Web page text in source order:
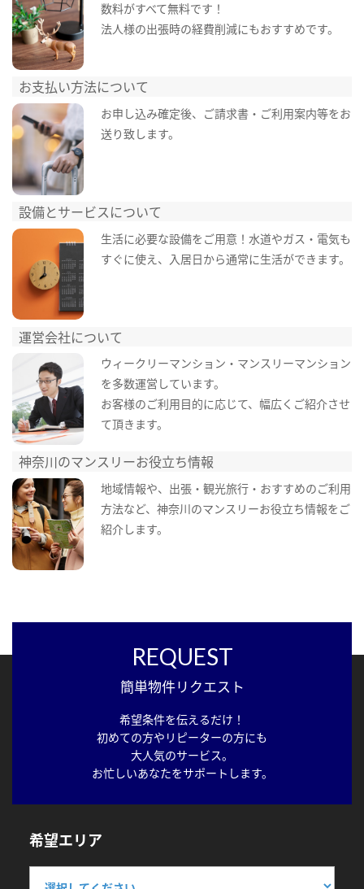
数料がすべて無料です！
法人様の出張時の経費削減にもおすすめです。
お支払い方法について
お申し込み確定後、ご請求書・ご利用案内等をお
送り致します。
設備とサービスについて
生活に必要な設備をご用意！水道やガス・電気も
すぐに使え、入居日から通常に生活ができます。
運営会社について
ウィークリーマンション・マンスリーマンション
を多数運営しています。
お客様のご利用目的に応じて、幅広くご紹介させ
て頂きます。
神奈川のマンスリーお役立ち情報
地域情報や、出張・観光旅行・おすすめのご利用
方法など、神奈川のマンスリーお役立ち情報をご
紹介します。
REQUEST
簡単物件リクエスト
希望条件を伝えるだけ！
初めての方やリピーターの方にも
大人気のサービス。
お忙しいあなたをサポートします。
希望エリア